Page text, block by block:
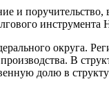
поручительство,
инструмента
округа.
В
долю в